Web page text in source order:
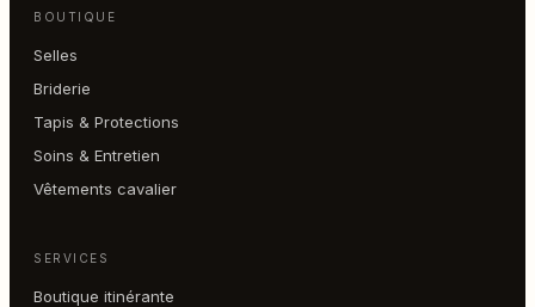
BOUTIQUE
Selles
Briderie
Tapis & Protections
Soins & Entretien
Vêtements cavalier
SERVICES
Boutique itinérante